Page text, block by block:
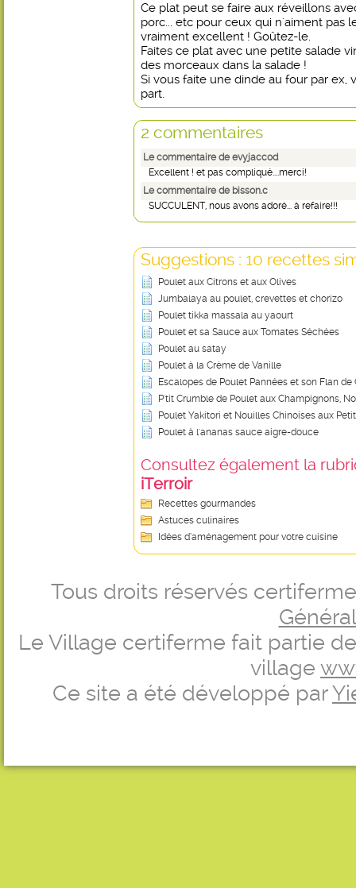
Ce plat peut se faire aux réveillons
porc... etc pour ceux qui n'aiment pas
vraiment excellent ! Goûtez-le.
Faites ce plat avec une petite salade
des morceaux dans la salade !
Si vous faite une dinde au four par ex,
part.
2 commentaires
Le commentaire de evyjaccod
Excellent ! et pas compliqué....merci!
Le commentaire de bisson.c
SUCCULENT, nous avons adoré... à refaire!!!
Suggestions : 10 recettes
Poulet aux Citrons et aux Olives
Jumbalaya au poulet, crevettes et chorizo
Poulet tikka massala au yaourt
Poulet et sa Sauce aux Tomates Séchées
Poulet au satay
Poulet à la Crème de Vanille
Escalopes de Poulet Pannées et son Flan de
P'tit Crumble de Poulet aux Champignons,
Poulet Yakitori et Nouilles Chinoises aux
Poulet à l'ananas sauce aigre-douce
Consultez également la
iTerroir
Recettes gourmandes
Astuces culinaires
Idées d’aménagement pour votre cuisine
Tous droits réservés
Le Village certiferme fait partie
village
Ce site a été développé par